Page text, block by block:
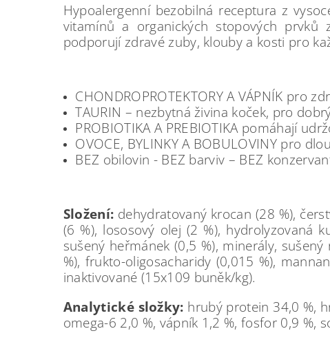
Hypoalergenní bezobilná receptura z
vitamínů a organických stopových prvků
podporují zdravé zuby, klouby a kosti pro
CHONDROPROTEKTORY A VÁPNÍK pro
TAURIN – nezbytná živina koček, pro
PROBIOTIKA A PREBIOTIKA pomáhají
OVOCE, BYLINKY A BOBULOVINY pro
BEZ obilovin - BEZ barviv – BEZ
Složení: dehydratovaný krocan (28 %),
(6 %), lososový olej (2 %), hydrolyzovaná
sušený heřmánek (0,5 %), minerály,
%), frukto-oligosacharidy (0,015 %),
inaktivované (15x109 buněk/kg).
Analytické složky: hrubý protein 34,0 %,
omega-6 2,0 %, vápník 1,2 %, fosfor 0,9 %,